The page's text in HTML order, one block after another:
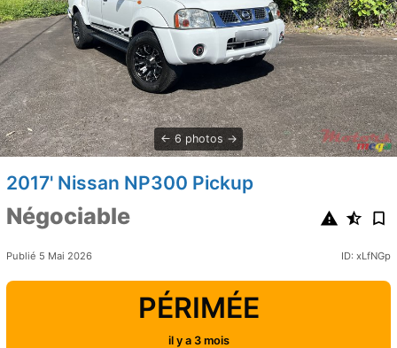
6 photos
2017' Nissan NP300 Pickup
Négociable
Publié 5 Mai 2026 ID: xLfNGp
PÉRIMÉE
il y a 3 mois